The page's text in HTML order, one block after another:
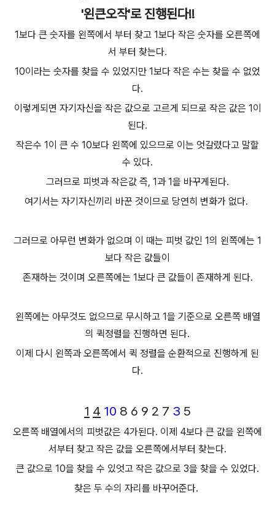
'왼큰오작'로 진행된다!!
1보다 큰 숫자를 왼쪽에서 부터 찾고 1보다 작은 숫자를 오른쪽에
서 부터 찾는다.
10이라는 숫자를 찾을 수 있었지만 1보다 작은 수는 찾을 수 없었
다.
이렇게되면 자기자신을 작은 값으로 고르게 되므로 작은 값은 1이
된다.
작은수 1이 큰 수 10보다 왼쪽에 있으므로 이는 엇갈렸다고 말할
수 있다.
그러므로 피벗과 작은값 즉, 1과 1을 바꾸게된다.
여기서는 자기자신끼리 바꾼 것이므로 당연히 변화가 없다.
그러므로 아무런 변화가 없으며 이 때는 피벗 값인 1의 왼쪽에는 1
보다 작은 값들이
존재하는 것이며 오른쪽에는 1보다 큰 값들이 존재하게 된다.
왼쪽에는 아무것도 없으므로 무시하고 1을 기준으로 오른쪽 배열
의 퀵정렬을 진행하면 된다.
이제 다시 왼쪽과 오른쪽에서 퀵 정렬을 순환적으로 진행하게 된
다.
1 4 10 8 6 9 2 7 3 5
오른쪽 배열에서의 피벗값은 4가된다. 이제 4보다 큰 값을 왼쪽에
서부터 찾고 작은 값을 오른쪽에서부터 찾는다.
큰 값으로 10을 찾을 수 있엇고 작은 값으로 3을 찾을 수 있었다.
찾은 두 수의 자리를 바꾸어준다.